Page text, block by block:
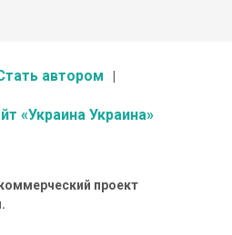
автором
«Украина Украина»
проект